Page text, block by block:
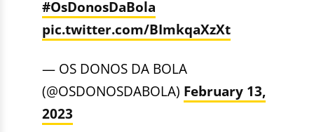
#OsDonosDaBola
pic.twitter.com/BImkqaXzXt
— OS DONOS DA BOLA
(@OSDONOSDABOLA) February 13,
2023